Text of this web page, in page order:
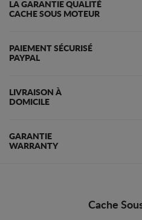
LA GARANTIE QUALITÉ
CACHE SOUS MOTEUR
PAIEMENT SÉCURISÉ
PAYPAL
LIVRAISON À
DOMICILE
GARANTIE
WARRANTY
Cache